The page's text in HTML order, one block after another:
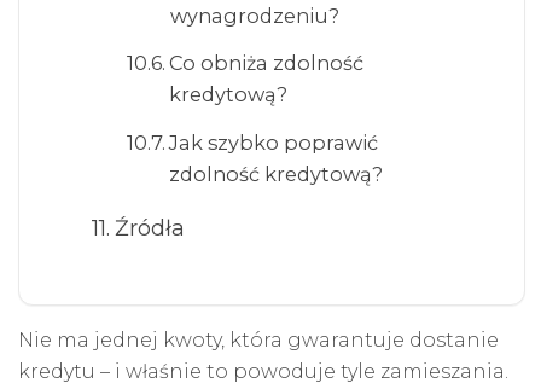
wynagrodzeniu?
Co obniża zdolność
kredytową?
Jak szybko poprawić
zdolność kredytową?
Źródła
Nie ma jednej kwoty, która gwarantuje dostanie
kredytu – i właśnie to powoduje tyle zamieszania.